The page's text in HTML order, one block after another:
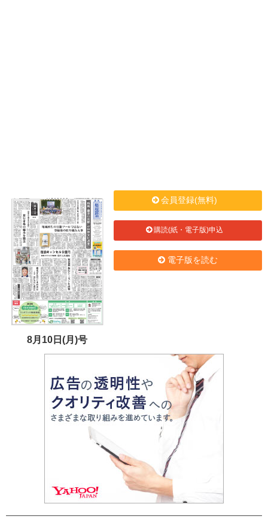
8月10日(月)号
会員登録(無料)
購読(紙・電子版)申込
電子版を読む